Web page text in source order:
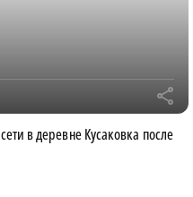
r
в деревне Кусаковка после